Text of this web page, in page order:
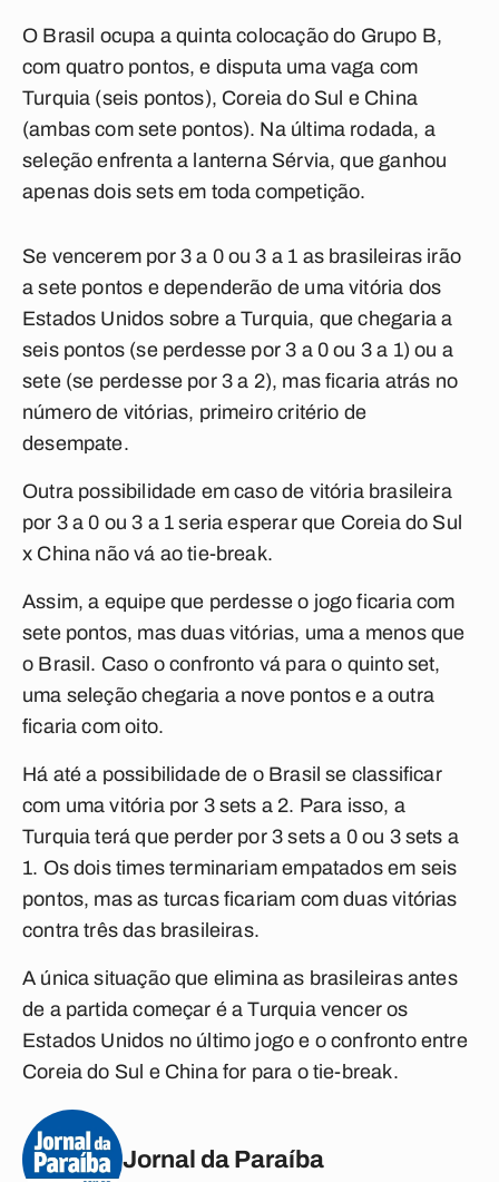
O Brasil ocupa a quinta colocação do Grupo B,
com quatro pontos, e disputa uma vaga com
Turquia (seis pontos), Coreia do Sul e China
(ambas com sete pontos). Na última rodada, a
seleção enfrenta a lanterna Sérvia, que ganhou
apenas dois sets em toda competição.
Se vencerem por 3 a 0 ou 3 a 1 as brasileiras irão
a sete pontos e dependerão de uma vitória dos
Estados Unidos sobre a Turquia, que chegaria a
seis pontos (se perdesse por 3 a 0 ou 3 a 1) ou a
sete (se perdesse por 3 a 2), mas ficaria atrás no
número de vitórias, primeiro critério de
desempate.
Outra possibilidade em caso de vitória brasileira
por 3 a 0 ou 3 a 1 seria esperar que Coreia do Sul
x China não vá ao tie-break.
Assim, a equipe que perdesse o jogo ficaria com
sete pontos, mas duas vitórias, uma a menos que
o Brasil. Caso o confronto vá para o quinto set,
uma seleção chegaria a nove pontos e a outra
ficaria com oito.
Há até a possibilidade de o Brasil se classificar
com uma vitória por 3 sets a 2. Para isso, a
Turquia terá que perder por 3 sets a 0 ou 3 sets a
1. Os dois times terminariam empatados em seis
pontos, mas as turcas ficariam com duas vitórias
contra três das brasileiras.
A única situação que elimina as brasileiras antes
de a partida começar é a Turquia vencer os
Estados Unidos no último jogo e o confronto entre
Coreia do Sul e China for para o tie-break.
Jornal da Paraíba